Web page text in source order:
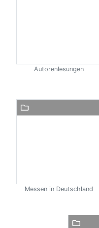
Autorenlesungen
Messen in Deutschland